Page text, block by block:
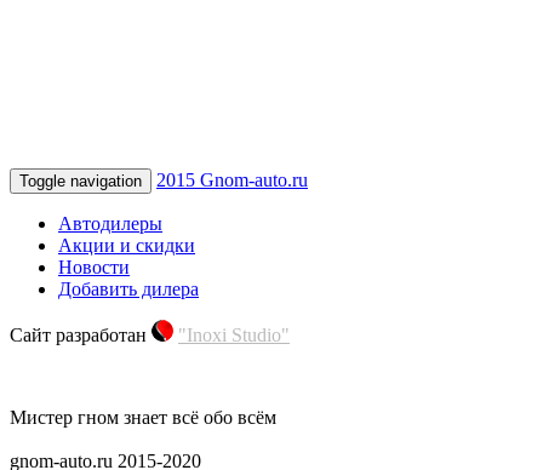
Toggle navigation 2015 Gnom-auto.ru
Автодилеры
Акции и скидки
Новости
Добавить дилера
Сайт разработан "Inoxi Studio"
Мистер гном знает всё обо всём
gnom-auto.ru 2015-2020